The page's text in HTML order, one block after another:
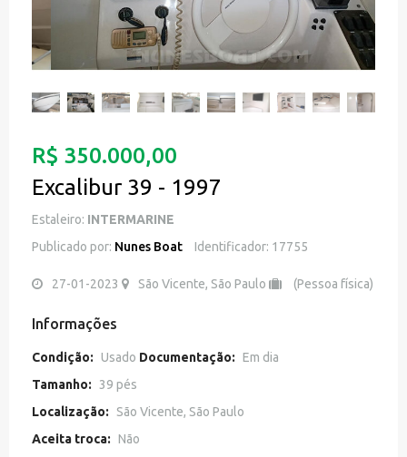
R$ 350.000,00
Excalibur 39 - 1997
Estaleiro: INTERMARINE
Publicado por: Nunes Boat Identificador: 17755
27-01-2023 São Vicente, São Paulo (Pessoa física)
Informações
Condição: Usado Documentação: Em dia
Tamanho:
39 pés
Localização:
São Vicente, São Paulo
Aceita troca: Não